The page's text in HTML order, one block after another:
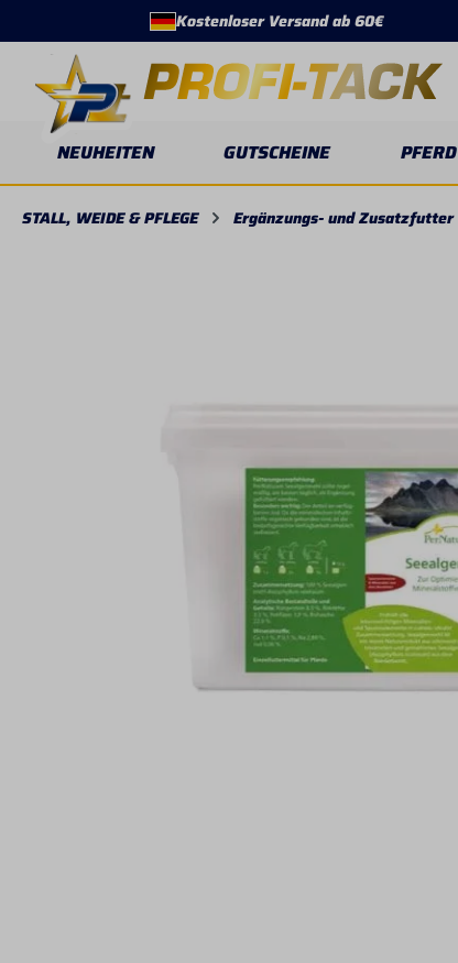
Zur Hauptnavigation springen
Kostenloser Versand ab 60€
NEUHEITEN GUTSCHEINE PFERD
STALL, WEIDE & PFLEGE Ergänzungs- und Zusatzfutter